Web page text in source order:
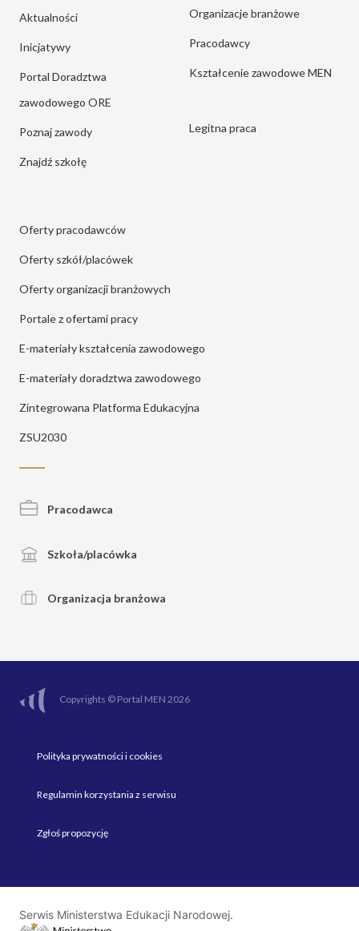
Aktualności
Inicjatywy
Portal Doradztwa
zawodowego ORE
Poznaj zawody
Znajdź szkołę
Organizacje branżowe
Pracodawcy
Kształcenie zawodowe MEN
Legitna praca
Oferty pracodawców
Oferty szkół/placówek
Oferty organizacji branżowych
Portale z ofertami pracy
E-materiały kształcenia zawodowego
E-materiały doradztwa zawodowego
Zintegrowana Platforma Edukacyjna
ZSU2030
Pracodawca
Szkoła/placówka
Organizacja branżowa
Copyrights © Portal MEN 2026
Polityka prywatności i cookies
Regulamin korzystania z serwisu
Zgłoś propozycję
Serwis Ministerstwa Edukacji Narodowej.